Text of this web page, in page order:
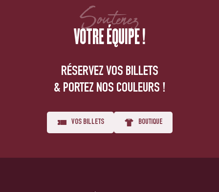
Soutenez
VOTRE ÉQUIPE !
RÉSERVEZ VOS BILLETS
& PORTEZ NOS COULEURS !
VOS BILLETS BOUTIQUE